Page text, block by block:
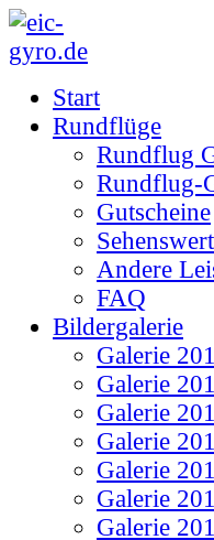
Start
Rundflüge
Rundflug
Rundflug-
Gutscheine
Andere
FAQ
Bildergalerie
Galerie
Galerie
Galerie
Galerie
Galerie
Galerie
Galerie